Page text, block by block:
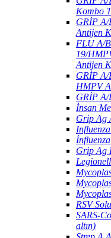
Kombo
GRİP
Antijen
FLU A/
19/
Antijen
GRİP
HMPV
GRİP A/
İnsan
Grip Ag
Grip Ag
RSV
SARS-
altın)